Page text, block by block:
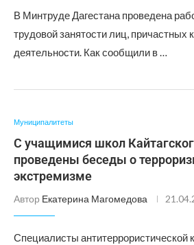
В Минтруде Дагестана проведена
трудовой занятости лиц, причастных
деятельности. Как сообщили в …
Муниципалитеты
С учащимися школ
проведены беседы о
экстремизме
Автор Екатерина Магомедова
Специалисты антитеррористической